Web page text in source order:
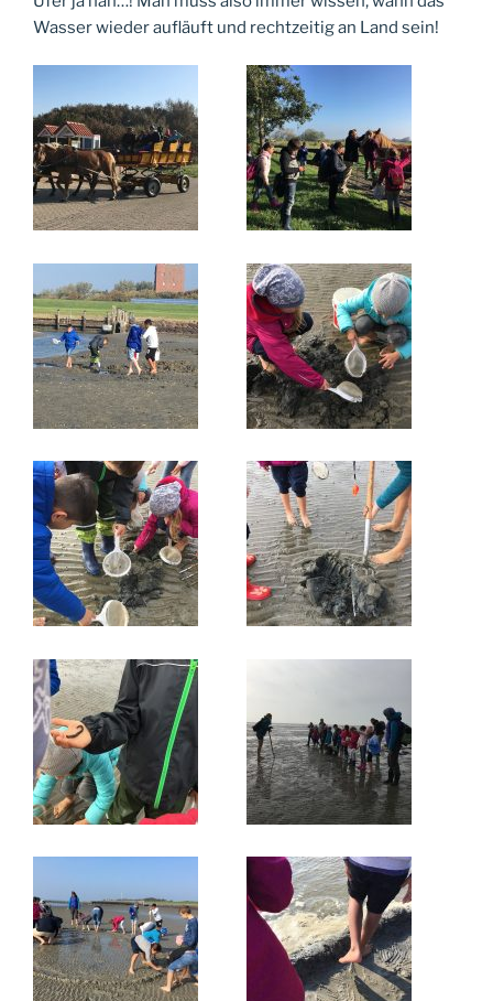
Wasser wieder aufläuft und rechtzeitig an Land sein!